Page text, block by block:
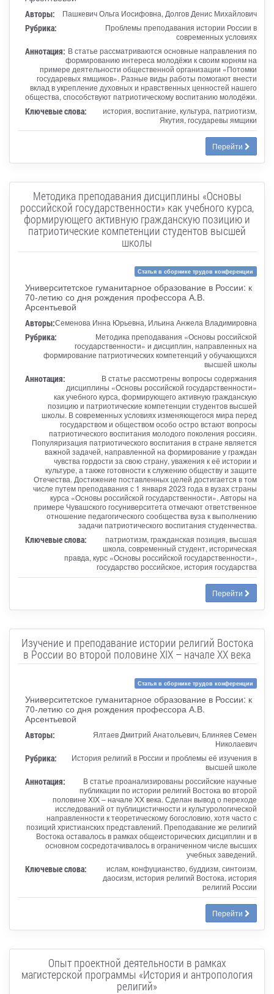
Авторы: Пашкевич Ольга Иосифовна, Долгов Денис Михайлович
Рубрика:
Проблемы преподавания истории России в
современных условиях
Аннотация: В статье рассматриваются основные направления по
формированию интереса молодёжи к своим корням на
примере деятельности общественной организации «Потомки
государевых ямщиков». Разные виды работы помогают внести
вклад в укрепление духовных и нравственных ценностей нашего
общества, способствуют патриотическому воспитанию молодёжи.
Ключевые слова:
история, воспитание, культура, патриотизм,
Якутия, государевы ямщики
Перейти
Методика преподавания дисциплины «Основы
российской государственности» как учебного курса,
формирующего активную гражданскую позицию и
патриотические компетенции студентов высшей
школы
Статья в сборнике трудов конференции
Университетское гуманитарное образование в России: к
70-летию со дня рождения профессора А.В.
Арсентьевой
Авторы:Семенова Инна Юрьевна, Ильина Анжела Владимировна
Рубрика:
Методика преподавания «Основы российской
государственности» и дисциплин, направленных на
формирование патриотических компетенций у обучающихся
высшей школы
Аннотация:
В статье рассмотрены вопросы содержания
дисциплины «Основы российской государственности»
как учебного курса, формирующего активную гражданскую
позицию и патриотические компетенции студентов высшей
школы. В современных условиях изменяющегося мира перед
государством и обществом особо остро встают вопросы
патриотического воспитания молодого поколения россиян.
Популяризация патриотического воспитания в стране является
важной задачей, направленной на формирование у граждан
чувства гордости за свою страну, уважения к её истории и
культуре, а также готовности к служению обществу и защите
Отечества. Достижение поставленных целей достигается в том
числе путем преподавания с 1 января 2023 года в вузах страны
курса «Основы российской государственности». Авторы на
примере Чувашского госуниверситета отмечают ответственное
отношение педагогического сообщества вуза к выполнению
задачи патриотического воспитания студенчества.
Ключевые слова:
патриотизм, гражданская позиция, высшая
школа, современный студент, историческая
правда, курс «Основы российской государственности»,
государство российское, история государства
Перейти
Изучение и преподавание истории религий Востока
в России во второй половине XIX – начале XX века
Статья в сборнике трудов конференции
Университетское гуманитарное образование в России: к
70-летию со дня рождения профессора А.В.
Арсентьевой
Авторы:
Ялтаев Дмитрий Анатольевич, Блиняев Семен
Николаевич
Рубрика:
История религий в России и проблемы её изучения в
высшей школе
Аннотация:
В статье проанализированы российские научные
публикации по истории религий Востока во второй
половине XIX – начале XX века. Сделан вывод о переходе
исследований от публицистичности и культурологической
направленности к теоретическому богословию, хотя часто с
позиций христианских представлений. Преподавание же религий
Востока оставалось в рамках общеисторических дисциплин и в
основном сосредотачивалось в ограниченном числе высших
учебных заведений.
Ключевые слова:
ислам, конфуцианство, буддизм, синтоизм,
даосизм, история религий Востока, история
религий России
Перейти
Опыт проектной деятельности в рамках
магистерской программы «История и антропология
религий»